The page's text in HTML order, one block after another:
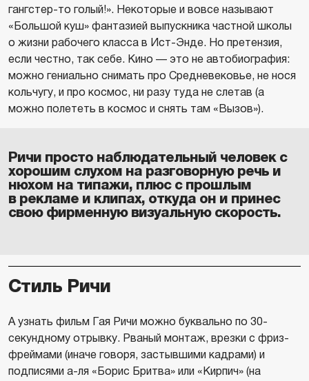
гангстер-то голый!». Некоторые и вовсе называют
«Большой куш» фантазией выпускника частной школы
о жизни рабочего класса в Ист-Энде. Но претензия,
если честно, так себе. Кино — это не автобиография:
можно гениально снимать про Средневековье, не нося
кольчугу, и про космос, ни разу туда не слетав (а
можно полететь в космос и снять там «Вызов»).
Ричи просто наблюдательный человек с
хорошим слухом на разговорную речь и
нюхом на типажи, плюс с прошлым
в рекламе и клипах, откуда он и принес
свою фирменную визуальную скорость.
Стиль Ричи
А узнать фильм Гая Ричи можно буквально по 30-
секундному отрывку. Рваный монтаж, врезки с фриз-
фреймами (иначе говоря, застывшими кадрами) и
подписями а-ля «Борис Бритва» или «Кирпич» (на